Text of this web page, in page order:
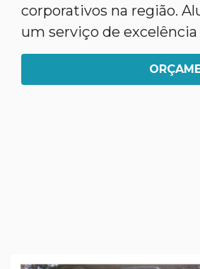
corporativos na região.
um serviço de